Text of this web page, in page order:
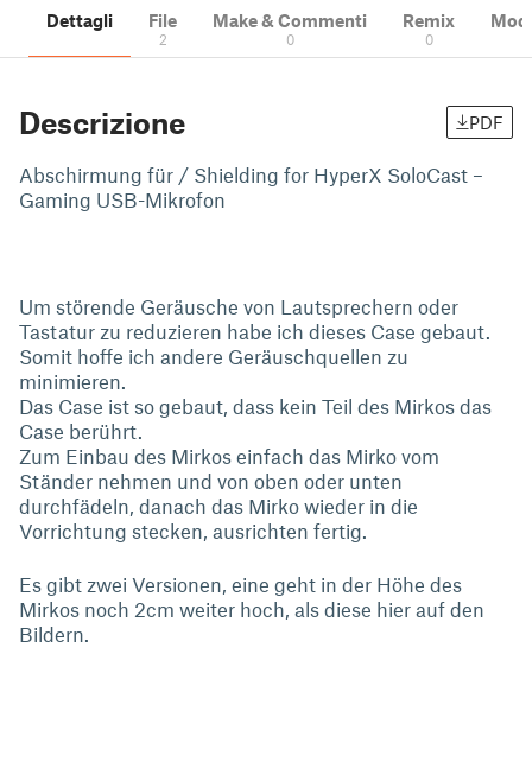
Dettagli File
2
Make & Commenti
0
Remix
0
Descrizione PDF
Abschirmung für / Shielding for HyperX SoloCast –
Gaming USB-Mikrofon
Um störende Geräusche von Lautsprechern oder
Tastatur zu reduzieren habe ich dieses Case gebaut.
Somit hoffe ich andere Geräuschquellen zu
minimieren.
Das Case ist so gebaut, dass kein Teil des Mirkos das
Case berührt.
Zum Einbau des Mirkos einfach das Mirko vom
Ständer nehmen und von oben oder unten
durchfädeln, danach das Mirko wieder in die
Vorrichtung stecken, ausrichten fertig.
Es gibt zwei Versionen, eine geht in der Höhe des
Mirkos noch 2cm weiter hoch, als diese hier auf den
Bildern.